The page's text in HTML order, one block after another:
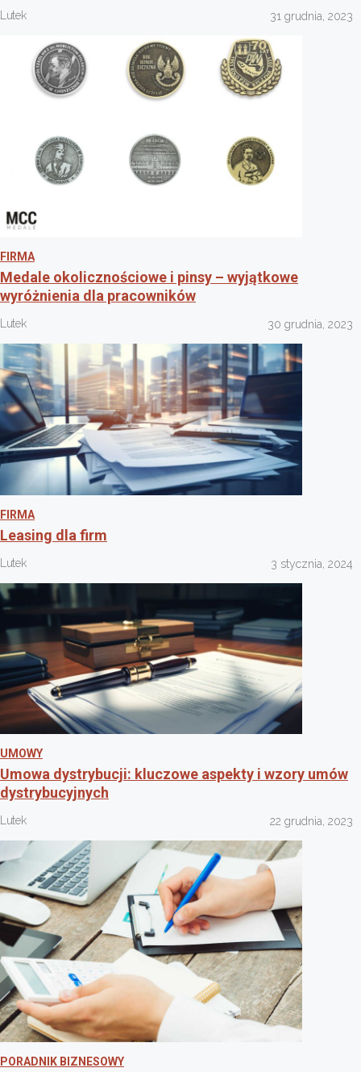
Lutek 31 grudnia, 2023
FIRMA
Medale okolicznościowe i pinsy – wyjątkowe
wyróżnienia dla pracowników
Lutek 30 grudnia, 2023
FIRMA
Leasing dla firm
Lutek 3 stycznia, 2024
UMOWY
Umowa dystrybucji: kluczowe aspekty i wzory umów
dystrybucyjnych
Lutek 22 grudnia, 2023
PORADNIK BIZNESOWY